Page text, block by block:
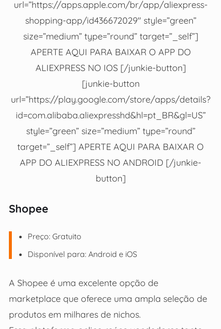
url=”https://apps.apple.com/br/app/aliexpress-
shopping-app/id436672029″ style=”green”
size=”medium” type=”round” target=”_self”]
APERTE AQUI PARA BAIXAR O APP DO
ALIEXPRESS NO IOS [/junkie-button]
[junkie-button
url=”https://play.google.com/store/apps/details?
id=com.alibaba.aliexpresshd&hl=pt_BR&gl=US”
style=”green” size=”medium” type=”round”
target=”_self”] APERTE AQUI PARA BAIXAR O
APP DO ALIEXPRESS NO ANDROID [/junkie-
button]
Shopee
Preço: Gratuito
Disponível para: Android e iOS
A Shopee é uma excelente opção de
marketplace que oferece uma ampla seleção de
produtos em milhares de nichos.